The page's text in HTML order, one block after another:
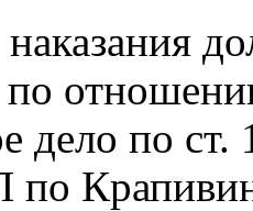
по
дело по ст.